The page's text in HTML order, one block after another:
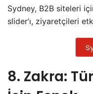
Sydney, B2B siteleri
slider’ı, ziyaretçileri
8. Zakra: